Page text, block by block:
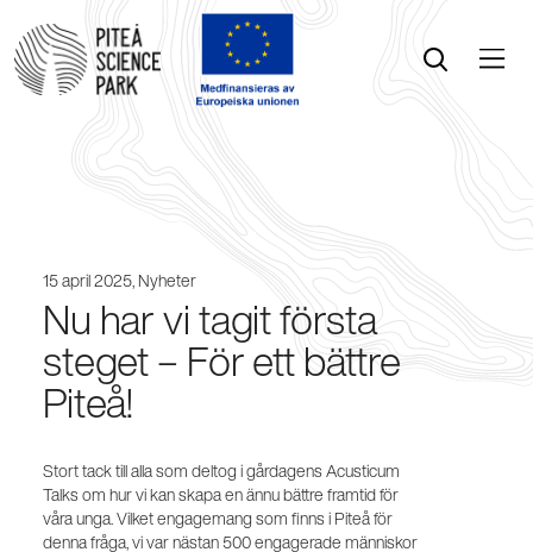
Öppna sök
Öppna menyn
15 april 2025, Nyheter
Nu har vi tagit första
steget – För ett bättre
Piteå!
Stort tack till alla som deltog i gårdagens Acusticum
Talks om hur vi kan skapa en ännu bättre framtid för
våra unga. Vilket engagemang som finns i Piteå för
denna fråga, vi var nästan 500 engagerade människor